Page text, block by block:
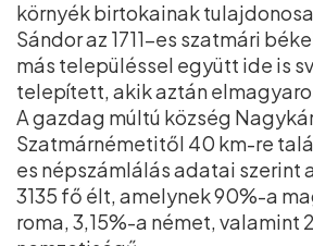
környék birtokainak
Sándor az 1711-es szatmári
más településsel együtt ide is
telepített, akik aztán
A gazdag múltú község
Szatmárnémetitől 40 km-re
es népszámlálás adatai szerint
3135 fő élt, amelynek 90%-a
roma, 3,15%-a német, valamint